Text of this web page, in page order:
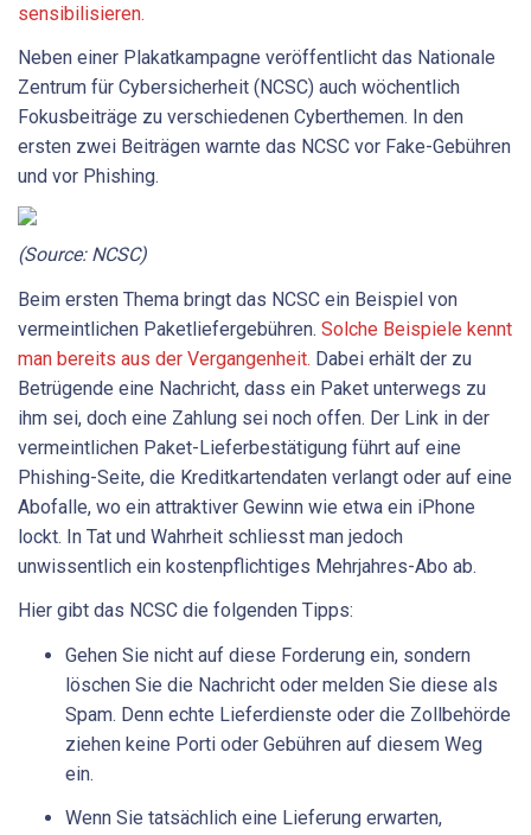
sensibilisieren.
Neben einer Plakatkampagne veröffentlicht das Nationale
Zentrum für Cybersicherheit (NCSC) auch wöchentlich
Fokusbeiträge zu verschiedenen Cyberthemen. In den
ersten zwei Beiträgen warnte das NCSC vor Fake-Gebühren
und vor Phishing.
(Source: NCSC)
Beim ersten Thema bringt das NCSC ein Beispiel von
vermeintlichen Paketliefergebühren. Solche Beispiele kennt
man bereits aus der Vergangenheit. Dabei erhält der zu
Betrügende eine Nachricht, dass ein Paket unterwegs zu
ihm sei, doch eine Zahlung sei noch offen. Der Link in der
vermeintlichen Paket-Lieferbestätigung führt auf eine
Phishing-Seite, die Kreditkartendaten verlangt oder auf eine
Abofalle, wo ein attraktiver Gewinn wie etwa ein iPhone
lockt. In Tat und Wahrheit schliesst man jedoch
unwissentlich ein kostenpflichtiges Mehrjahres-Abo ab.
Hier gibt das NCSC die folgenden Tipps:
Gehen Sie nicht auf diese Forderung ein, sondern
löschen Sie die Nachricht oder melden Sie diese als
Spam. Denn echte Lieferdienste oder die Zollbehörde
ziehen keine Porti oder Gebühren auf diesem Weg
ein.
Wenn Sie tatsächlich eine Lieferung erwarten,